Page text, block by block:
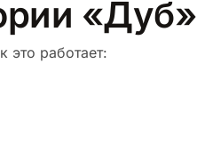
«Дуб»
это работает: